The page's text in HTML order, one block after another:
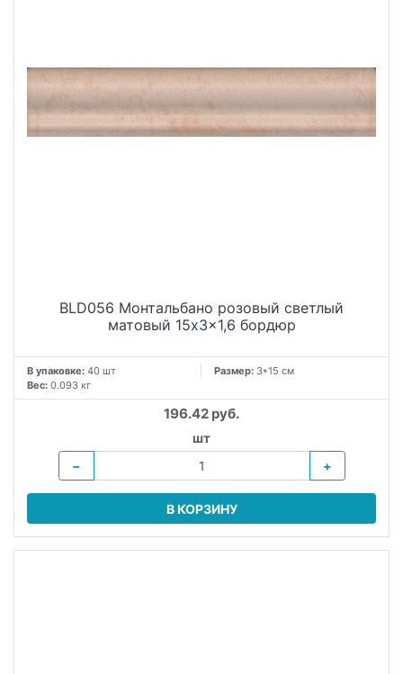
BLD056 Монтальбано розовый светлый
матовый 15x3x1,6 бордюр
В упаковке: 40 шт Размер: 3*15 см
Вес: 0.093 кг
196.42 руб.
шт
−
+
В КОРЗИНУ